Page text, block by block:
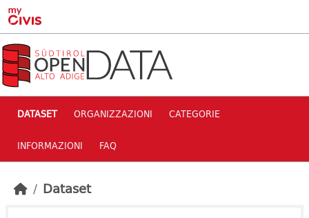
Skip to main content
DATASET ORGANIZZAZIONI CATEGORIE
INFORMAZIONI FAQ
Dataset